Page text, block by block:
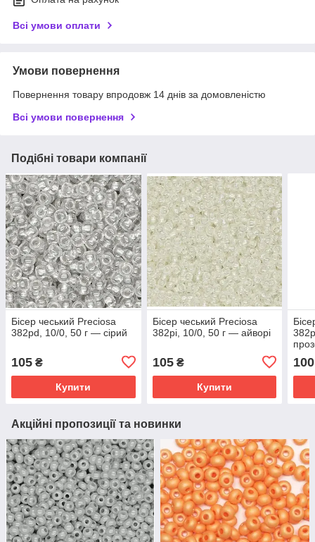
Всі умови оплати
Умови повернення
Повернення товару впродовж 14 днів за домовленістю
Всі умови повернення
Подібні товари компанії
Бісер чеський Preciosa
382pd, 10/0, 50 г — сірий
105 ₴
Купити
Бісер чеський Preciosa
382pi, 10/0, 50 г — айворі
105₴
Купити
100
Акційні пропозиції та новинки